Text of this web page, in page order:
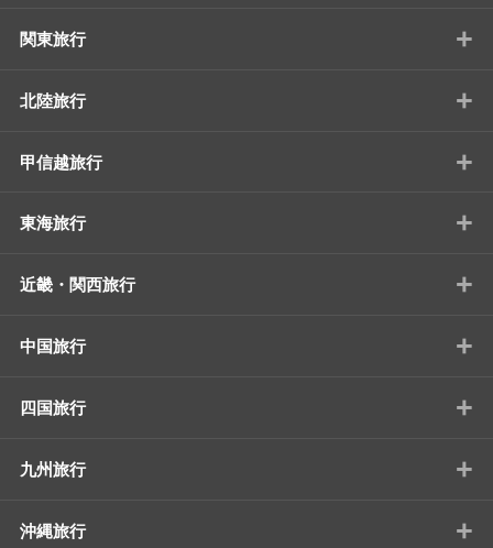
関東旅行 +
北陸旅行 +
甲信越旅行 +
東海旅行 +
近畿・関西旅行 +
中国旅行 +
四国旅行 +
九州旅行 +
沖縄旅行 +